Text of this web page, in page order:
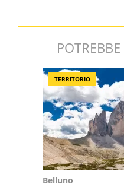
TERRITORIO
Belluno